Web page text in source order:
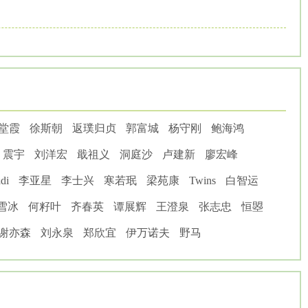
霞 徐斯朝 返璞归贞 郭富城 杨守刚 鲍海鸿
震宇 刘洋宏 戢祖义 洞庭沙 卢建新 廖宏峰
李亚星 李士兴 寒若珉 梁苑康 Twins 白智运
冰 何籽叶 齐春英 谭展辉 王澄泉 张志忠 恒曌
亦森 刘永泉 郑欣宜 伊万诺夫 野马